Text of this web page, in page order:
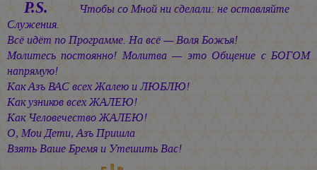
P.S.
Чтобы со Мной ни сделали: не оставляйте
Служения.
Всё идёт по Программе. На всё — Воля Божья!
Молитесь постоянно! Молитва — это Общение c БОГОМ
напрямую!
Как Азъ ВАС всех Жалею и ЛЮБЛЮ!
Как узников всех ЖАЛЕЮ!
Как Человечество ЖАЛЕЮ!
О, Мои Дети, Азъ Пришла
Взять Ваше Бремя и Утешить Вас!